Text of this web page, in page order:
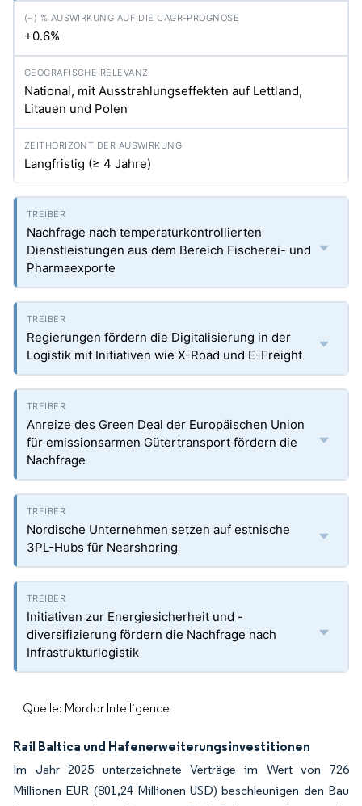
+0.6%
National, mit Ausstrahlungseffekten auf Lettland,
Litauen und Polen
Langfristig (≥ 4 Jahre)
Nachfrage nach temperaturkontrollierten
Dienstleistungen aus dem Bereich Fischerei- und
Pharmaexporte
Regierungen fördern die Digitalisierung in der
Logistik mit Initiativen wie X-Road und E-Freight
Anreize des Green Deal der Europäischen Union
für emissionsarmen Gütertransport fördern die
Nachfrage
Nordische Unternehmen setzen auf estnische
3PL-Hubs für Nearshoring
Initiativen zur Energiesicherheit und -
diversifizierung fördern die Nachfrage nach
Infrastrukturlogistik
Quelle: Mordor Intelligence
Rail Baltica und Hafenerweiterungsinvestitionen
Im Jahr 2025 unterzeichnete Verträge im Wert von 726
Millionen EUR (801,24 Millionen USD) beschleunigen den Bau